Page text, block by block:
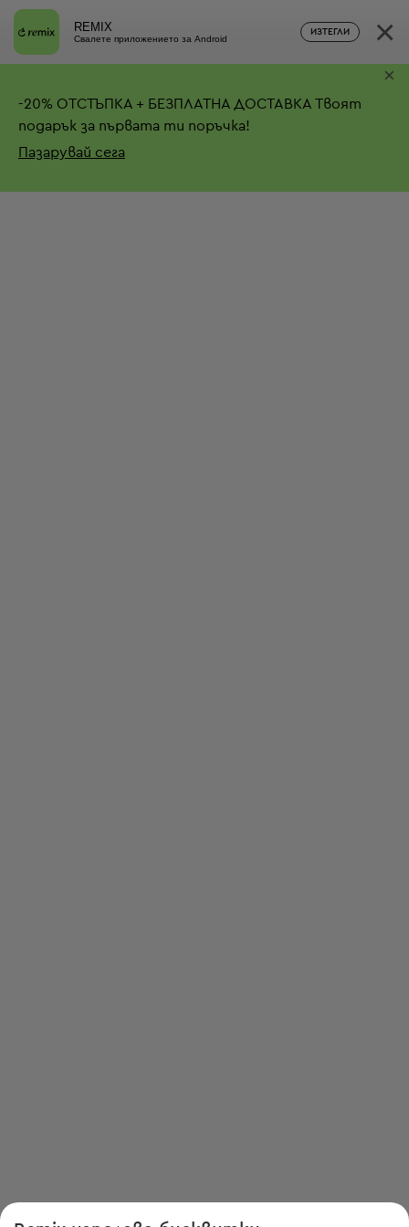
REMIX
Свалете приложението за Android
ИЗТЕГЛИ ×
-20% ОТСТЪПКА + БЕЗПЛАТНА ДОСТАВКА Твоят
подарък за първата ти поръчка!
Пазарувай сега
×